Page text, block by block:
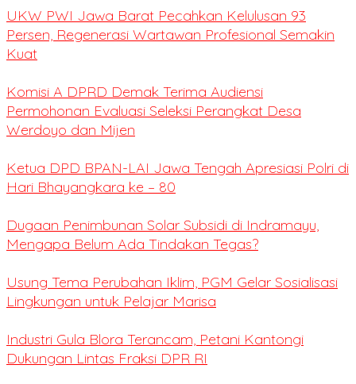
UKW PWI Jawa Barat Pecahkan Kelulusan 93
Persen, Regenerasi Wartawan Profesional Semakin
Kuat
Komisi A DPRD Demak Terima Audiensi
Permohonan Evaluasi Seleksi Perangkat Desa
Werdoyo dan Mijen
Ketua DPD BPAN-LAI Jawa Tengah Apresiasi Polri di
Hari Bhayangkara ke – 80
Dugaan Penimbunan Solar Subsidi di Indramayu,
Mengapa Belum Ada Tindakan Tegas?
Usung Tema Perubahan Iklim, PGM Gelar Sosialisasi
Lingkungan untuk Pelajar Marisa
Industri Gula Blora Terancam, Petani Kantongi
Dukungan Lintas Fraksi DPR RI